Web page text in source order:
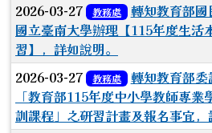
2026-03-27 教務處
轉知教育部
國立臺南大學辦理【115年度生活
習】，詳如說明。
2026-03-27 教務處
轉知教育部
「教育部115年度中小學教師專
訓課程」之研習計畫及報名事宜，